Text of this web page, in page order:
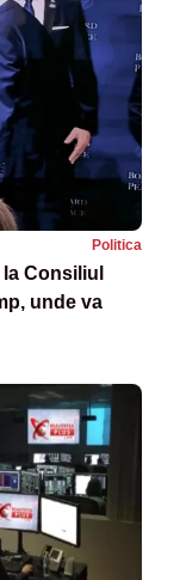
Politica
Consiliul
unde va